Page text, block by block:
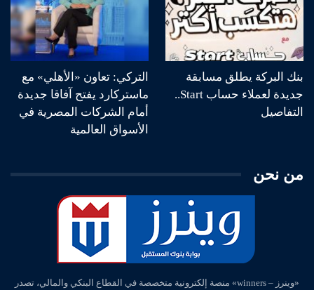
بنك البركة يطلق مسابقة
جديدة لعملاء حساب Start..
التفاصيل
التركي: تعاون «الأهلي» مع
ماستركارد يفتح آفاقا جديدة
أمام الشركات المصرية في
الأسواق العالمية
من نحن
«وينرز – winners» منصة إلكترونية متخصصة في القطاع البنكي والمالي، تصدر